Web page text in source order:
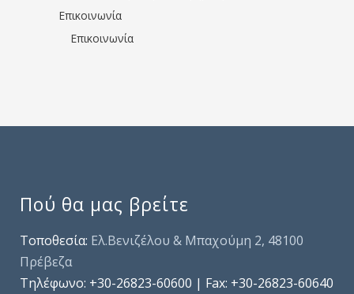
Επικοινωνία
Επικοινωνία
Πού θα μας βρείτε
Τοποθεσία: Ελ.Βενιζέλου & Μπαχούμη 2, 48100
Πρέβεζα
Τηλέφωνo: +30-26823-60600 | Fax: +30-26823-60640